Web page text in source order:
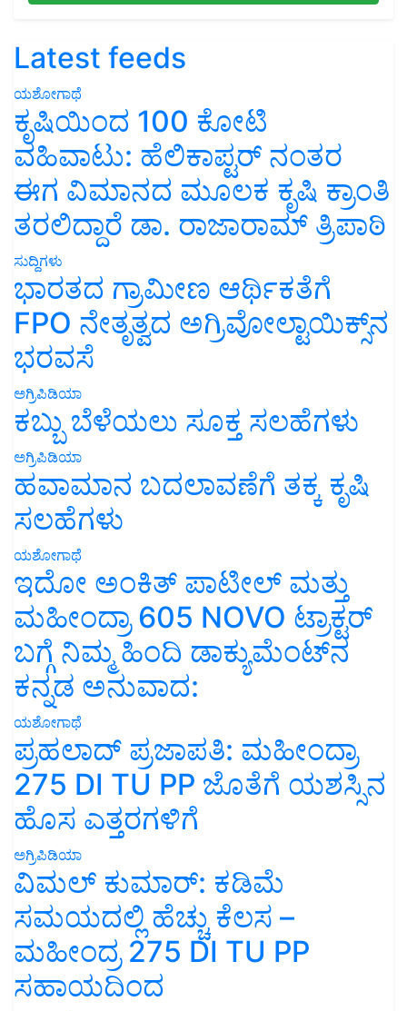
Latest feeds
ಯಶೋಗಾಥೆ
ಕೃಷಿಯಿಂದ 100 ಕೋಟಿ
ವಹಿವಾಟು: ಹೆಲಿಕಾಪ್ಟರ್ ನಂತರ
ಈಗ ವಿಮಾನದ ಮೂಲಕ ಕೃಷಿ ಕ್ರಾಂತಿ
ತರಲಿದ್ದಾರೆ ಡಾ. ರಾಜಾರಾಮ್ ತ್ರಿಪಾಠಿ
ಸುದ್ದಿಗಳು
ಭಾರತದ ಗ್ರಾಮೀಣ ಆರ್ಥಿಕತೆಗೆ
FPO ನೇತೃತ್ವದ ಅಗ್ರಿವೋಲ್ಟಾಯಿಕ್ಸ್‌ನ
ಭರವಸೆ
ಅಗ್ರಿಪಿಡಿಯಾ
ಕಬ್ಬು ಬೆಳೆಯಲು ಸೂಕ್ತ ಸಲಹೆಗಳು
ಅಗ್ರಿಪಿಡಿಯಾ
ಹವಾಮಾನ ಬದಲಾವಣೆಗೆ ತಕ್ಕ ಕೃಷಿ
ಸಲಹೆಗಳು
ಯಶೋಗಾಥೆ
ಇದೋ ಅಂಕಿತ್ ಪಾಟೀಲ್ ಮತ್ತು
ಮಹೀಂದ್ರಾ 605 NOVO ಟ್ರಾಕ್ಟರ್
ಬಗ್ಗೆ ನಿಮ್ಮ ಹಿಂದಿ ಡಾಕ್ಯುಮೆಂಟ್‌ನ
ಕನ್ನಡ ಅನುವಾದ:
ಯಶೋಗಾಥೆ
ಪ್ರಹಲಾದ್ ಪ್ರಜಾಪತಿ: ಮಹೀಂದ್ರಾ
275 DI TU PP ಜೊತೆಗೆ ಯಶಸ್ಸಿನ
ಹೊಸ ಎತ್ತರಗಳಿಗೆ
ಅಗ್ರಿಪಿಡಿಯಾ
ವಿಮಲ್ ಕುಮಾರ್: ಕಡಿಮೆ
ಸಮಯದಲ್ಲಿ ಹೆಚ್ಚು ಕೆಲಸ –
ಮಹೀಂದ್ರ 275 DI TU PP
ಸಹಾಯದಿಂದ